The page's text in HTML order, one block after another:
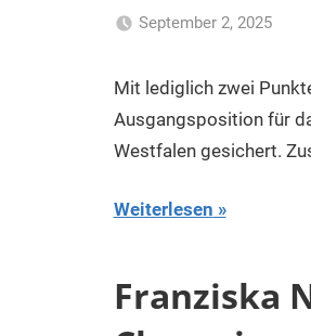
September 2, 2025
Kurk
Mit lediglich zwei
Ausgangsposition für
Westfalen gesichert.
Weiterlesen
Franziska